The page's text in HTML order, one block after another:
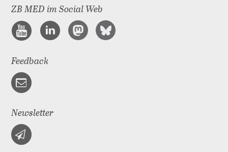
ZB MED im Social Web
Feedback
Newsletter